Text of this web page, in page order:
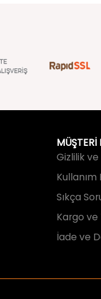
MÜŞTERİ
Kullanım